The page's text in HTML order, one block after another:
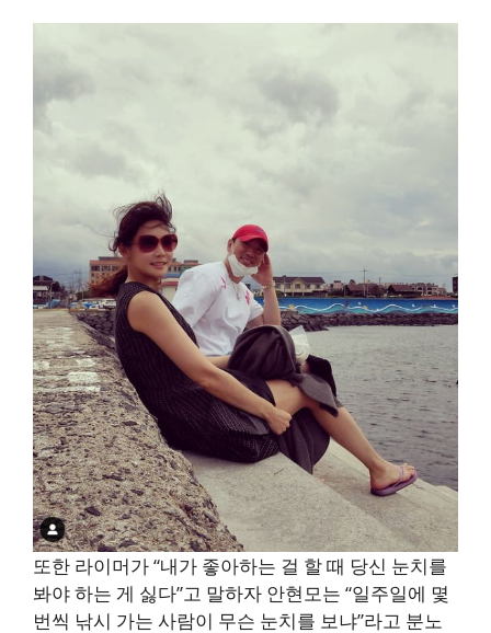
또한 라이머가 “내가 좋아하는 걸 할 때 당신 눈치를
봐야 하는 게 싫다”고 말하자 안현모는 “일주일에 몇
번씩 낚시 가는 사람이 무슨 눈치를 보냐”라고 분노